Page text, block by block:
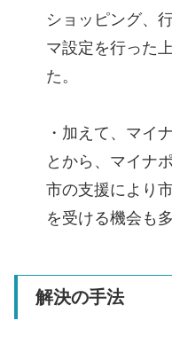
ショッピング、
マ設定を行った
た。
・加えて、マイ
とから、マイナ
市の支援により
を受ける機会も
解決の手法